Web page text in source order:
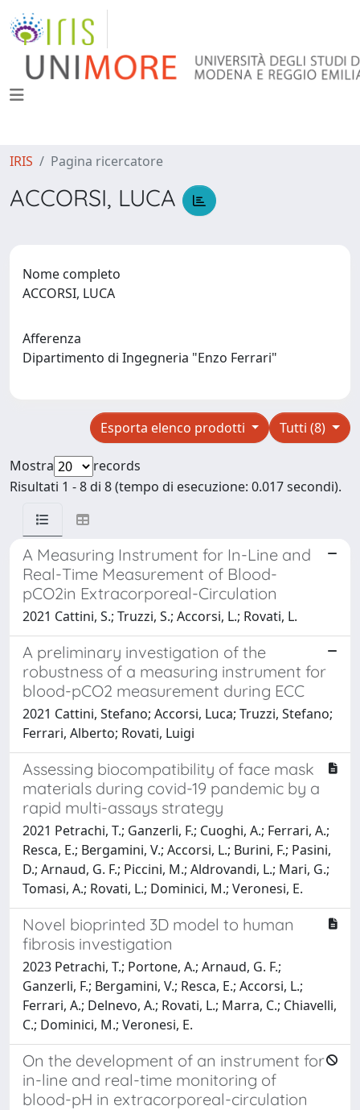
IRIS Pagina ricercatore
ACCORSI, LUCA
Nome completo
ACCORSI, LUCA
Afferenza
Dipartimento di Ingegneria "Enzo Ferrari"
Tutti (8)
Esporta elenco prodotti
Mostra
records
Risultati 1 - 8 di 8 (tempo di esecuzione: 0.017 secondi).
A Measuring Instrument for In-Line and
Real-Time Measurement of Blood-
pCO2in Extracorporeal-Circulation
2021 Cattini, S.; Truzzi, S.; Accorsi, L.; Rovati, L.
A preliminary investigation of the
robustness of a measuring instrument for
blood-pCO2 measurement during ECC
2021 Cattini, Stefano; Accorsi, Luca; Truzzi, Stefano;
Ferrari, Alberto; Rovati, Luigi
Assessing biocompatibility of face mask
materials during covid-19 pandemic by a
rapid multi-assays strategy
2021 Petrachi, T.; Ganzerli, F.; Cuoghi, A.; Ferrari, A.;
Resca, E.; Bergamini, V.; Accorsi, L.; Burini, F.; Pasini,
D.; Arnaud, G. F.; Piccini, M.; Aldrovandi, L.; Mari, G.;
Tomasi, A.; Rovati, L.; Dominici, M.; Veronesi, E.
Novel bioprinted 3D model to human
fibrosis investigation
2023 Petrachi, T.; Portone, A.; Arnaud, G. F.;
Ganzerli, F.; Bergamini, V.; Resca, E.; Accorsi, L.;
Ferrari, A.; Delnevo, A.; Rovati, L.; Marra, C.; Chiavelli,
C.; Dominici, M.; Veronesi, E.
On the development of an instrument for
in-line and real-time monitoring of
blood-pH in extracorporeal-circulation